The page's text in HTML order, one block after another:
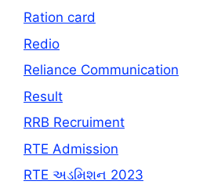
Ration card
Redio
Reliance Communication
Result
RRB Recruiment
RTE Admission
RTE અડમિશન 2023